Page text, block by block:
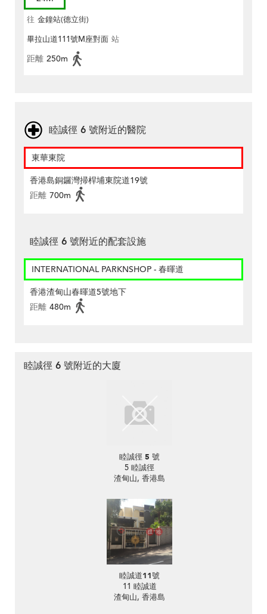
往 金鐘站(德立街)
畢拉山道111號M座對面 站
距離 250m
睦誠徑 6 號附近的醫院
東華東院
香港島銅鑼灣掃桿埔東院道19號
距離 700m
睦誠徑 6 號附近的配套設施
INTERNATIONAL PARKNSHOP - 春暉道
香港渣甸山春暉道5號地下
距離 480m
睦誠徑 6 號附近的大廈
睦誠徑 5 號
5 睦誠徑
渣甸山, 香港島
睦誠道11號
11 睦誠道
渣甸山, 香港島